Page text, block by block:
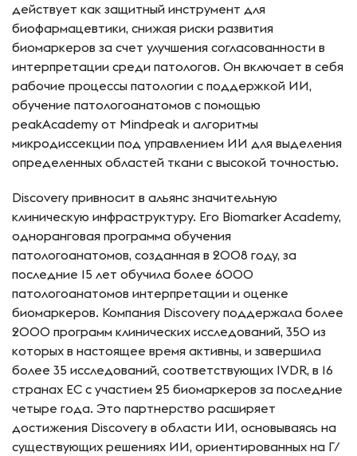
действует как защитный инструмент для
биофармацевтики, снижая риски развития
биомаркеров за счет улучшения согласованности в
интерпретации среди патологов. Он включает в себя
рабочие процессы патологии с поддержкой ИИ,
обучение патологоанатомов с помощью
peakAcademy от Mindpeak и алгоритмы
микродиссекции под управлением ИИ для выделения
определенных областей ткани с высокой точностью.
Discovery привносит в альянс значительную
клиническую инфраструктуру. Его Biomarker Academy,
одноранговая программа обучения
патологоанатомов, созданная в 2008 году, за
последние 15 лет обучила более 6000
патологоанатомов интерпретации и оценке
биомаркеров. Компания Discovery поддержала более
2000 программ клинических исследований, 350 из
которых в настоящее время активны, и завершила
более 35 исследований, соответствующих IVDR, в 16
странах ЕС с участием 25 биомаркеров за последние
четыре года. Это партнерство расширяет
достижения Discovery в области ИИ, основываясь на
существующих решениях ИИ, ориентированных на Г/